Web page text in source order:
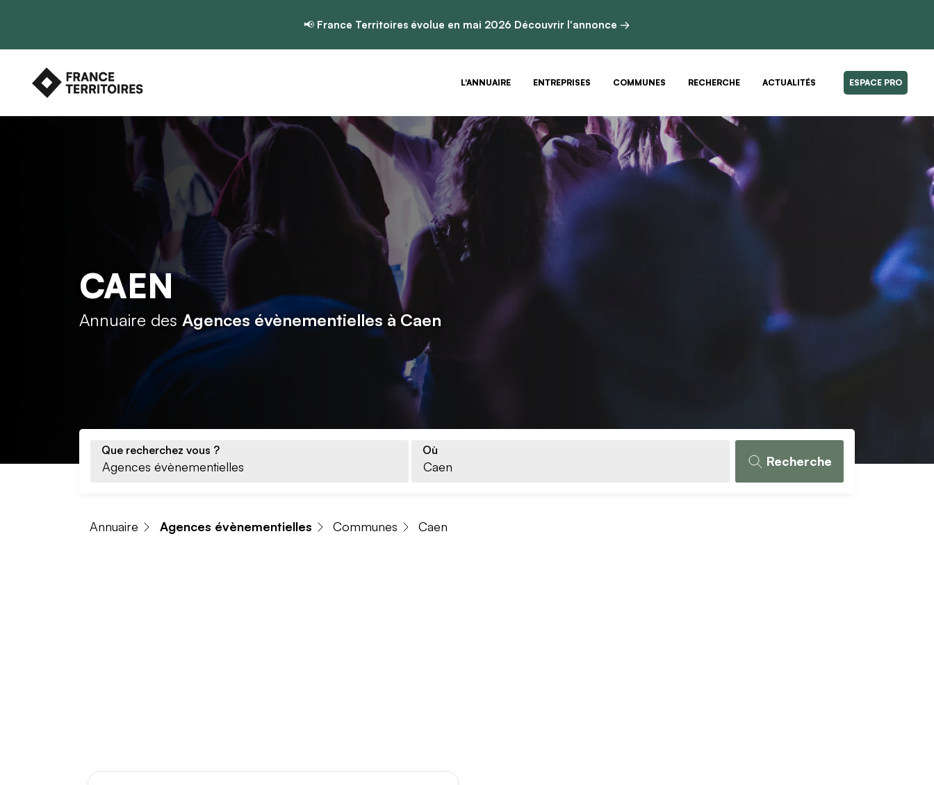
📢 France Territoires évolue en mai 2026 Découvrir l'annonce →
L'ANNUAIRE ENTREPRISES COMMUNES RECHERCHE ACTUALITÉS ESPACE PRO
CAEN
Annuaire des Agences évènementielles à Caen
Que recherchez vous ? Où
Recherche
Annuaire Agences évènementielles Communes Caen